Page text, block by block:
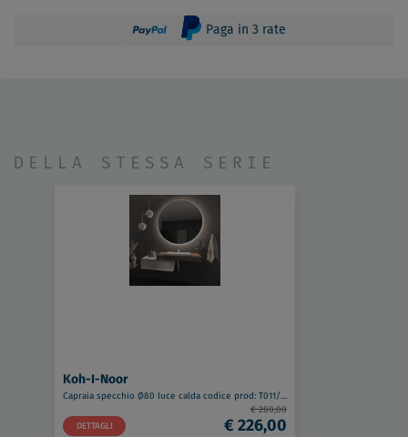
Paga in 3 rate
DELLA STESSA SERIE
Koh-I-Noor
Capraia specchio Ø80 luce calda codice prod: T011/CA
DETTAGLI
€ 280,00
€ 226,00